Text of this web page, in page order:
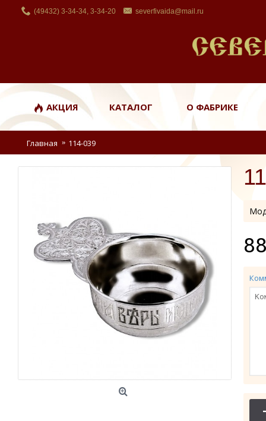
(49432) 3-34-34, 3-34-20 severfivaida@mail.ru
АКЦИЯ КАТАЛОГ О ФАБРИКЕ
Главная 114-039
-